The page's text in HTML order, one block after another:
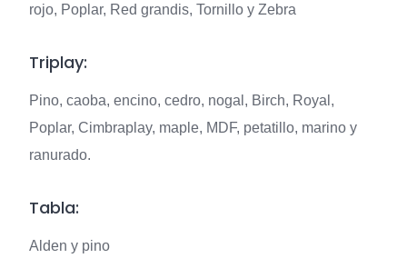
rojo, Poplar, Red grandis, Tornillo y Zebra
Triplay:
Pino, caoba, encino, cedro, nogal, Birch, Royal,
Poplar, Cimbraplay, maple, MDF, petatillo, marino y
ranurado.
Tabla:
Alden y pino